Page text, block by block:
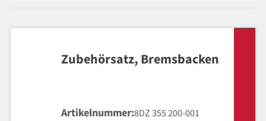
Zubehörsatz, Bremsbacken
Artikelnummer 8DZ 355 200-001